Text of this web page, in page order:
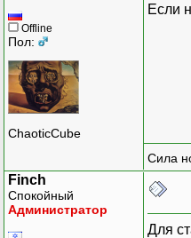
Offline
Пол:
ChaoticCube
Если
Сила
Finch
Спокойный
Администратор
Для